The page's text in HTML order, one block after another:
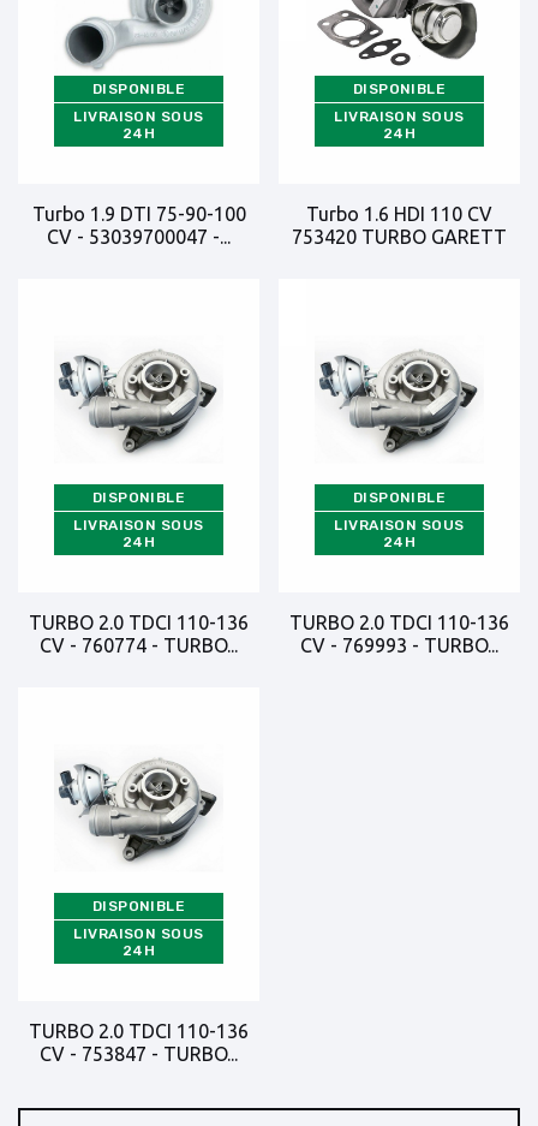
DISPONIBLE
LIVRAISON SOUS
24H
Turbo 1.9 DTI 75-90-100
CV - 53039700047 -...
DISPONIBLE
LIVRAISON SOUS
24H
Turbo 1.6 HDI 110 CV
753420 TURBO GARETT
DISPONIBLE
LIVRAISON SOUS
24H
TURBO 2.0 TDCI 110-136
CV - 760774 - TURBO...
DISPONIBLE
LIVRAISON SOUS
24H
TURBO 2.0 TDCI 110-136
CV - 769993 - TURBO...
DISPONIBLE
LIVRAISON SOUS
24H
TURBO 2.0 TDCI 110-136
CV - 753847 - TURBO...